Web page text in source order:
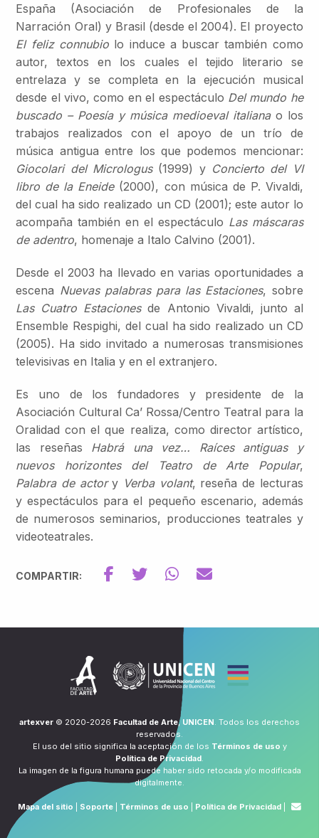
España (Asociación de Profesionales de la
Narración Oral) y Brasil (desde el 2004). El proyecto
El feliz connubiolo induce a buscar también como
autor, textos en los cuales el tejido literario se
entrelaza y se completa en la ejecución musical
desde el vivo, como en el espectáculo Del mundo he
buscado – Poesía y música medioeval italianao los
trabajos realizados con el apoyo de un trío de
música antigua entre los que podemos mencionar:
Giocolari del Micrologus(1999) y Concierto del VI
libro de la Eneide(2000), con música de P. Vivaldi,
del cual ha sido realizado un CD (2001); este autor lo
acompaña también en el espectáculo Las máscaras
de adentro, homenaje a Italo Calvino (2001).
Desde el 2003 ha llevado en varias oportunidades a
escena Nuevas palabras para las Estaciones, sobre
Las Cuatro Estacionesde Antonio Vivaldi, junto al
Ensemble Respighi, del cual ha sido realizado un CD
(2005). Ha sido invitado a numerosas transmisiones
televisivas en Italia y en el extranjero.
Es uno de los fundadores y presidente de la
Asociación Cultural Ca’ Rossa/Centro Teatral para la
Oralidad con el que realiza, como director artístico,
las reseñas Habrá una vez… Raíces antiguas y
nuevos horizontes del Teatro de Arte Popular,
Palabra de actory Verba volant, reseña de lecturas
y espectáculos para el pequeño escenario, además
de numerosos seminarios, producciones teatrales y
videoteatrales.
COMPARTIR:
artexver © 2020-2026 Facultad de Arte, UNICEN . Todos los derechos
reservados.
El uso del sitio significa la aceptación de los Términos de uso y
Política de Privacidad
La imagen de la figura humana puede haber sido retocada y/o modificada
digitalmente.
Mapa del sitio Soporte Términos de uso Política de Privacidad